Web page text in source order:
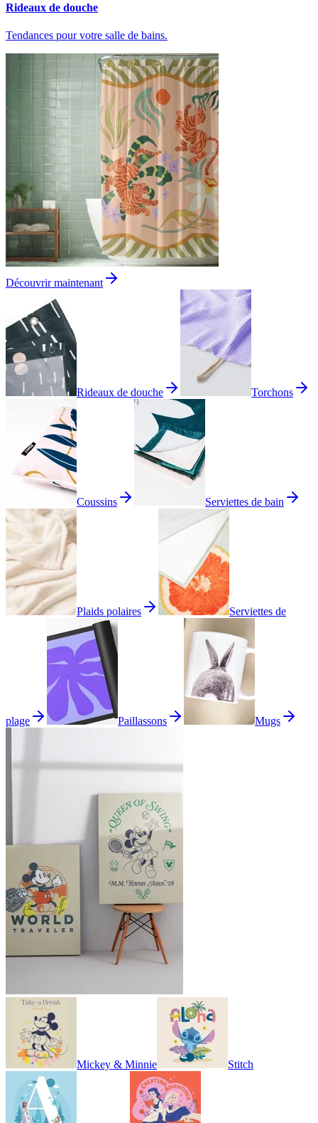
Rideaux de douche
Tendances pour votre salle de bains.
Découvrir maintenant
Rideaux de douche Torchons
Coussins Serviettes de bain
Plaids polaires Serviettes de
plage Paillassons Mugs
Mickey & Minnie Stitch